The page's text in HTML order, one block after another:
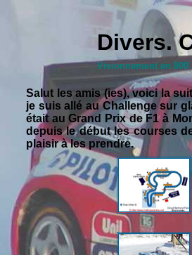
Divers.
Visionnement en 800
Salut les amis (ies), voici la
je suis allé au Challenge sur
était au Grand Prix de F1 à
depuis le début les courses
plaisir à les prendre.